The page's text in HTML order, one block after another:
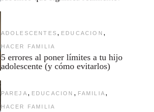
ADOLESCENTES , EDUCACION ,
HACER FAMILIA
5 errores al poner límites a tu hijo
adolescente (y cómo evitarlos)
PAREJA , EDUCACION , FAMILIA ,
HACER FAMILIA